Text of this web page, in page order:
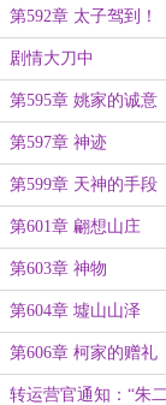
第592章 太子驾到！
剧情大刀中
第595章 姚家的诚意
第597章 神迹
第599章 天神的手段
第601章 翩想山庄
第603章 神物
第604章 墟山山泽
第606章 柯家的赠礼
转运营官通知：“朱